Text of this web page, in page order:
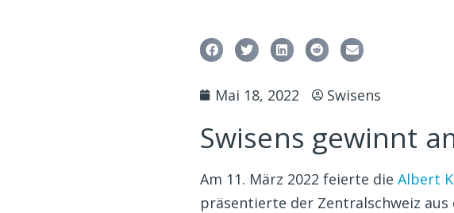
Mai 18, 2022 Swisens
Swisens gewinnt
Am 11. März 2022 feierte die Albert
präsentierte der Zentralschweiz aus